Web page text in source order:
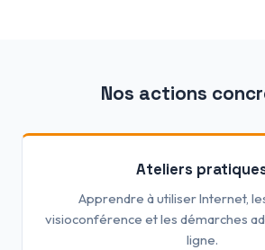
Nos actions
Ateliers
Apprendre à utiliser Internet,
visioconférence et les démarches
ligne.